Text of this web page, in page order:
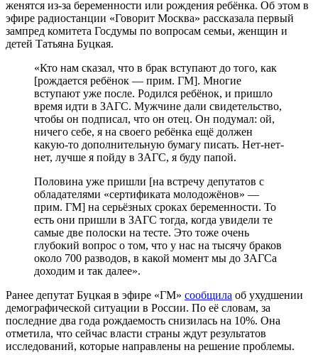
женятся из-за беременности или рождения ребёнка. Об этом в
эфире радиостанции «Говорит Москва» рассказала первый
зампред комитета Госдумы по вопросам семьи, женщин и
детей Татьяна Буцкая.
«Кто нам сказал, что в брак вступают до того, как
[рождается ребёнок — прим. ГМ]. Многие
вступают уже после. Родился ребёнок, и пришло
время идти в ЗАГС. Мужчине дали свидетельство,
чтобы он подписал, что он отец. Он подумал: ой,
ничего себе, я на своего ребёнка ещё должен
какую-то дополнительную бумагу писать. Нет-нет-
нет, лучше я пойду в ЗАГС, я буду папой.
Половина уже пришли [на встречу депутатов с
обладателями «сертификата молодожёнов» —
прим. ГМ] на серьёзных сроках беременности. То
есть они пришли в ЗАГС тогда, когда увидели те
самые две полоски на тесте. Это тоже очень
глубокий вопрос о том, что у нас на тысячу браков
около 700 разводов, в какой момент мы до ЗАГСа
доходим и так далее».
Ранее депутат Буцкая в эфире «ГМ» сообщила об ухудшении
демографической ситуации в России. По её словам, за
последние два года рождаемость снизилась на 10%. Она
отметила, что сейчас власти страны ждут результатов
исследований, которые направлены на решение проблемы.